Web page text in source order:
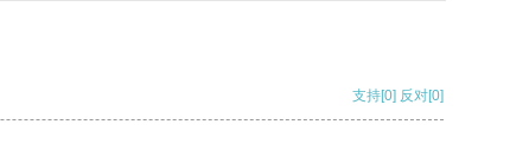
支持[0] 反对[0]